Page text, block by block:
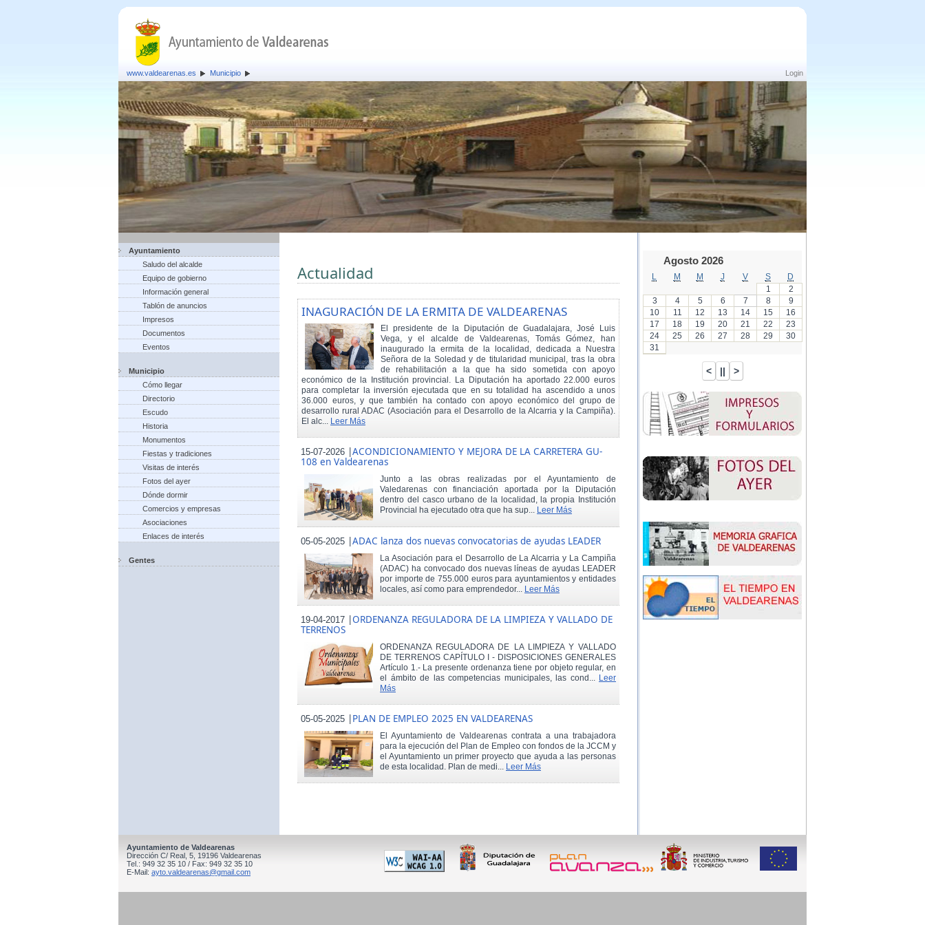
Login
www.valdearenas.es Municipio
Ayuntamiento
Saludo del alcalde
Equipo de gobierno
Información general
Tablón de anuncios
Impresos
Documentos
Eventos
Municipio
Cómo llegar
Directorio
Escudo
Historia
Monumentos
Fiestas y tradiciones
Visitas de interés
Fotos del ayer
Dónde dormir
Comercios y empresas
Asociaciones
Enlaces de interés
Gentes
Actualidad
INAGURACIÓN DE LA ERMITA DE VALDEARENAS
El presidente de la Diputación de Guadalajara, José Luis
Vega, y el alcalde de Valdearenas, Tomás Gómez, han
inaugurado la ermita de la localidad, dedicada a Nuestra
Señora de la Soledad y de titularidad municipal, tras la obra
de rehabilitación a la que ha sido sometida con apoyo
económico de la Institución provincial. La Diputación ha aportado 22.000 euros
para completar la inversión ejecutada que en su totalidad ha ascendido a unos
36.000 euros, y que también ha contado con apoyo económico del grupo de
desarrollo rural ADAC (Asociación para el Desarrollo de la Alcarria y la Campiña).
El alc... Leer Más
15-07-2026 |ACONDICIONAMIENTO Y MEJORA DE LA CARRETERA GU-
108 en Valdearenas
Junto a las obras realizadas por el Ayuntamiento de
Valedarenas con financiación aportada por la Diputación
dentro del casco urbano de la localidad, la propia Institución
Provincial ha ejecutado otra que ha sup... Leer Más
05-05-2025 |ADAC lanza dos nuevas convocatorias de ayudas LEADER
La Asociación para el Desarrollo de La Alcarria y La Campiña
(ADAC) ha convocado dos nuevas líneas de ayudas LEADER
por importe de 755.000 euros para ayuntamientos y entidades
locales, así como para emprendedor... Leer Más
19-04-2017 |ORDENANZA REGULADORA DE LA LIMPIEZA Y VALLADO DE
TERRENOS
ORDENANZA REGULADORA DE LA LIMPIEZA Y VALLADO
DE TERRENOS CAPÍTULO I - DISPOSICIONES GENERALES
Artículo 1.- La presente ordenanza tiene por objeto regular, en
el ámbito de las competencias municipales, las cond... Leer
Más
05-05-2025 |PLAN DE EMPLEO 2025 EN VALDEARENAS
El Ayuntamiento de Valdearenas contrata a una trabajadora
para la ejecución del Plan de Empleo con fondos de la JCCM y
el Ayuntamiento un primer proyecto que ayuda a las personas
de esta localidad. Plan de medi... Leer Más
Agosto 2026
M M J V S
D
1
2
3
4 5 6 7 8
9
10
11 12 13 14 15
16
17
18 19 20 21 22
23
24
25 26 27 28 29
30
31
Ayuntamiento de Valdearenas
Dirección C/ Real, 5, 19196 Valdearenas
Tel.: 949 32 35 10 / Fax: 949 32 35 10
E-Mail: ayto.valdearenas@gmail.com